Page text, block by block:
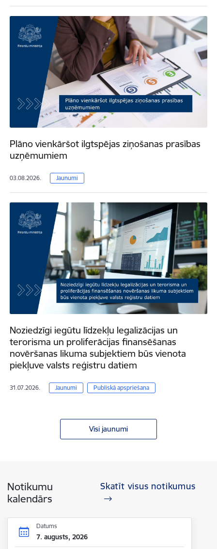
Plāno vienkāršot ilgtspējas ziņošanas prasības
uzņēmumiem
03.08.2026. Jaunumi
Noziedzīgi iegūtu līdzekļu legalizācijas un
terorisma un proliferācijas finansēšanas
novēršanas likuma subjektiem būs vienota
piekļuve valsts reģistru datiem
31.07.2026. Jaunumi Publiskā apspriešana
Visi jaunumi
Notikumu
kalendārs
Skatīt visus notikumus
Datums
7. augusts, 2026